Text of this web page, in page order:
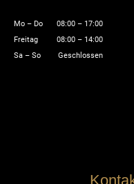
Mo – Do 08:00 – 17:00
Freitag
08:00 – 14:00
Sa – So Geschlossen